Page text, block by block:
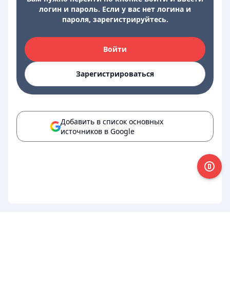
логин и пароль. Если у вас нет логина и
пароля, зарегистрируйтесь.
Войти
Зарегистрироваться
Добавить в список основных
источников в Google